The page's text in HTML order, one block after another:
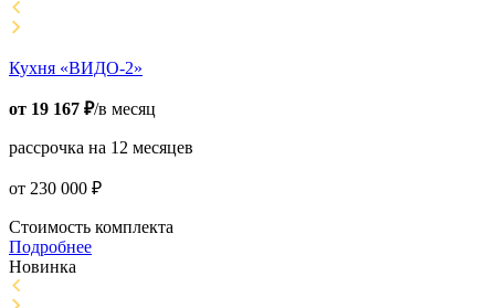
Кухня «ВИДО-2»
от 19 167 ₽/в месяц
рассрочка на 12 месяцев
от 230 000 ₽
Стоимость комплекта
Подробнее
Новинка